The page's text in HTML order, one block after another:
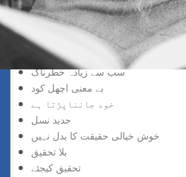
لچک بھی ضروری ہے
مشتعل نہ ہو
محفوظ سفر
الٹی چھلانگ
سب سے زیادہ خطرناک
بے معنی اچھل کود
خود جانناپڑتا ہے
جدید نسل
خوش خیالی حقیقت کا بدل نہیں
بلا تحقیق
تحقیق کیجئے